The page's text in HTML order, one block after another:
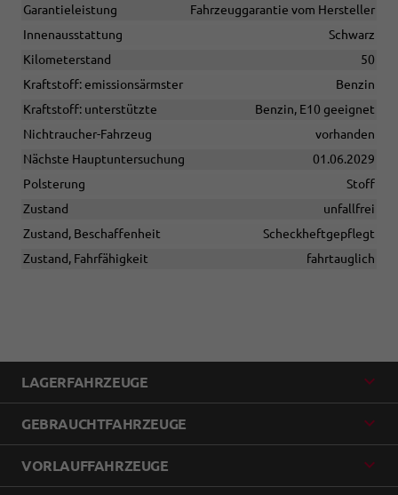
Garantieleistung
Fahrzeuggarantie vom Hersteller
Innenausstattung
Schwarz
Kilometerstand
50
Kraftstoff: emissionsärmster
Benzin
Kraftstoff: unterstützte
Benzin, E10 geeignet
Nichtraucher-Fahrzeug
vorhanden
Nächste Hauptuntersuchung
01.06.2029
Polsterung
Stoff
Zustand
unfallfrei
Zustand, Beschaffenheit
Scheckheftgepflegt
Zustand, Fahrfähigkeit
fahrtauglich
LAGERFAHRZEUGE
GEBRAUCHTFAHRZEUGE
VORLAUFFAHRZEUGE